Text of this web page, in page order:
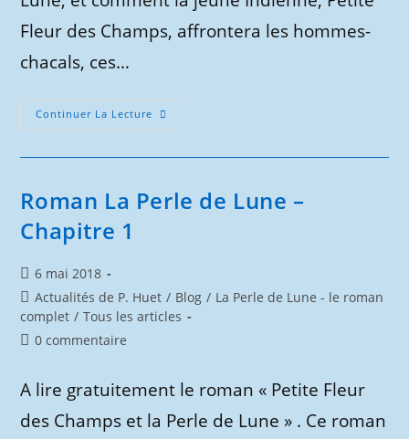
Fleur des Champs, affrontera les hommes-
chacals, ces…
Continuer La Lecture Roman
La
Chapitre
2
Roman La Perle de Lune –
Chapitre 1
Publication
publiée :
6 mai 2018
Post
category:
Actualités de P. Huet / Blog / La Perle de Lune - le roman
complet / Tous les articles
Commentaires
publication :
0 commentaire
A lire gratuitement le roman « Petite Fleur
des Champs et la Perle de Lune » . Ce roman